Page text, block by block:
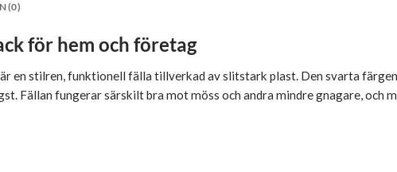
(0)
för hem och företag
en stilren, funktionell fälla tillverkad av slitstark plast. Den svarta
Fällan fungerar särskilt bra mot möss och andra mindre gnagare, och